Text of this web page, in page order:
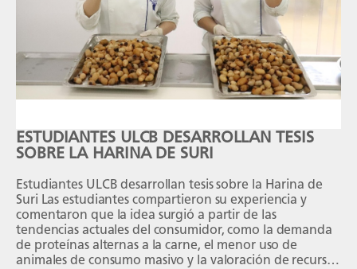
ESTUDIANTES ULCB DESARROLLAN TESIS
SOBRE LA HARINA DE SURI
Estudiantes ULCB desarrollan tesis sobre la Harina de
Suri Las estudiantes compartieron su experiencia y
comentaron que la idea surgió a partir de las
tendencias actuales del consumidor, como la demanda
de proteínas alternas a la carne, el menor uso de
animales de consumo masivo y la valoración de recursos